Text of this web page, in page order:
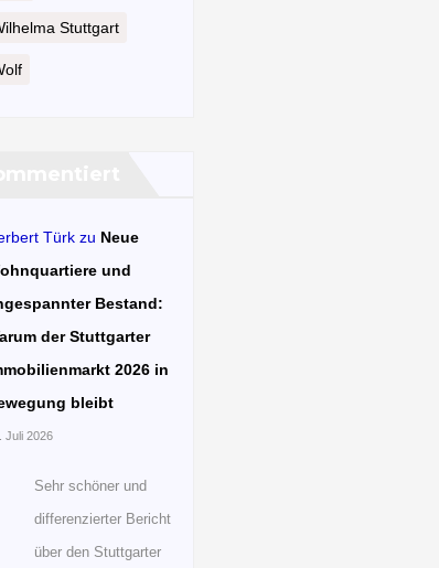
Stuttgart
Türkzu Neue
und
Bestand:
der Stuttgarter
2026 in
bleibt
Juli 2026
Sehr schöner und
differenzierter Bericht
über den Stuttgarter